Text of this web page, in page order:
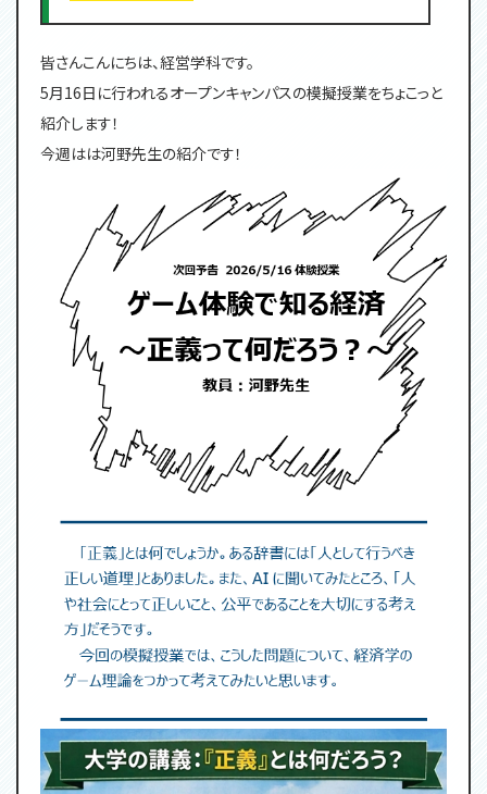
皆さんこんにちは、経営学科です。
5月16日に行われるオープンキャンパスの模擬授業をちょこっと
紹介します！
今週はは河野先生の紹介です！